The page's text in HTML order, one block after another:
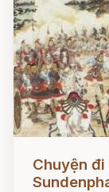
Chuyện